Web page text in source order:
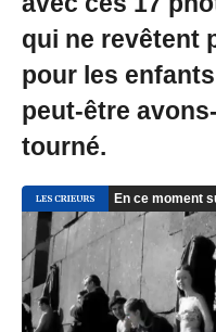
j
o
u
r
l
e
0
9
1
qui ne revêtent
pour les
peut-être
tourné.